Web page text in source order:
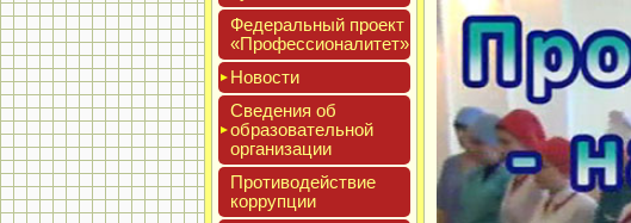
Феде­раль­ный про­ект
«Про­фес­си­она­литет»
Новос­ти
Све­дения об
об­ра­зова­тель­ной
ор­га­низа­ции
Про­тиво­дей­ствие
кор­рупции